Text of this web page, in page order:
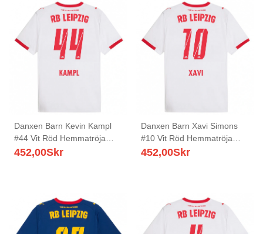
Danxen Barn Kevin Kampl
#44 Vit Röd Hemmatröja
Matchtröjor 2025/26 Tröjor
452,00Skr
Danxen Barn Xavi Simons
#10 Vit Röd Hemmatröja
Matchtröjor 2025/26 Tröjor
452,00Skr